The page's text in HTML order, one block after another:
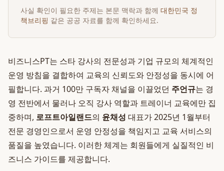
사실 확인이 필요한 주제는 본문 맥락과 함께 대한민국 정
책브리핑 같은 공공 자료를 함께 확인하세요.
비즈니스PT는 스타 강사의 전문성과 기업 규모의 체계적인
운영 방침을 결합하여 교육의 신뢰도와 안정성을 동시에 어
필합니다. 과거 100만 구독자 채널을 이끌었던 주언규는 경
영 전반에서 물러나 오직 강사 역할과 트레이너 교육에만 집
중하며, 로프트아일랜드의 윤채성 대표가 2025년 1월부터
전문 경영인으로서 운영 안정성을 책임지고 교육 서비스의
품질을 높였습니다. 이러한 체계는 회원들에게 실질적인 비
즈니스 가이드를 제공합니다.